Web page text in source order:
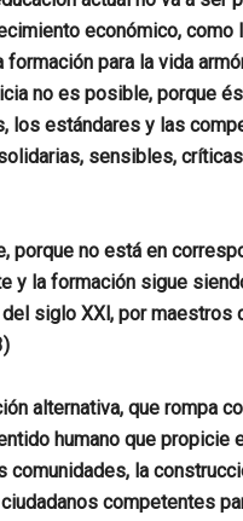
económico,
para la vida
no es posible, porque
los estándares y las
sensibles,
porque no está en
y la formación sigue
siglo XXl, por
alternativa, que rompa
humano que propicie
la
competentes